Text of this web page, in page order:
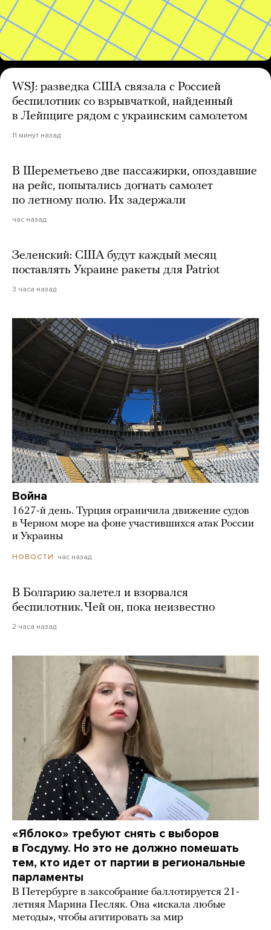
WSJ: разведка США связала с Россией
беспилотник со взрывчаткой, найденный
в Лейпциге рядом с украинским самолетом
11 минут назад
В Шереметьево две пассажирки, опоздавшие
на рейс, попытались догнать самолет
по летному полю. Их задержали
час назад
Зеленский: США будут каждый месяц
поставлять Украине ракеты для Patriot
3 часа назад
Война
1627-й день. Турция ограничила движение судов
в Черном море на фоне участившихся атак России
и Украины
НОВОСТИ час назад
В Болгарию залетел и взорвался
беспилотник. Чей он, пока неизвестно
2 часа назад
«Яблоко» требуют снять с выборов
в Госдуму. Но это не должно помешать
тем, кто идет от партии в региональные
парламенты
В Петербурге в заксобрание баллотируется 21-
летняя Марина Песляк. Она «искала любые
методы», чтобы агитировать за мир